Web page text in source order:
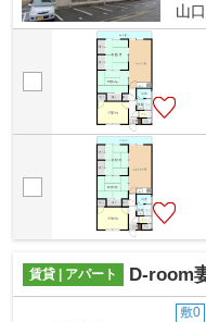
山
賃貸 | アパート D-room
敷0